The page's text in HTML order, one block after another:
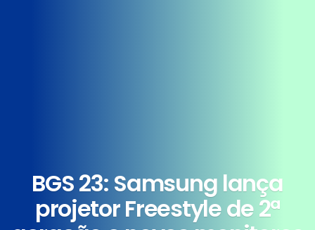
BGS 23: Samsung lança
projetor Freestyle de 2ª